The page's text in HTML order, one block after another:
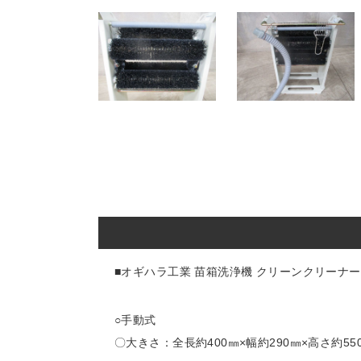
■オギハラ工業 苗箱洗浄機 クリーンクリーナ
○手動式
〇大きさ：全長約400㎜×幅約290㎜×高さ約